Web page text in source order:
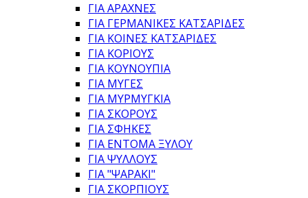
ΓΙΑ ΑΡΑΧΝΕΣ
ΓΙΑ ΓΕΡΜΑΝΙΚΕΣ ΚΑΤΣΑΡΙΔΕΣ
ΓΙΑ ΚΟΙΝΕΣ ΚΑΤΣΑΡΙΔΕΣ
ΓΙΑ ΚΟΡΙΟΥΣ
ΓΙΑ ΚΟΥΝΟΥΠΙΑ
ΓΙΑ ΜΥΓΕΣ
ΓΙΑ ΜΥΡΜΥΓΚΙΑ
ΓΙΑ ΣΚΟΡΟΥΣ
ΓΙΑ ΣΦΗΚΕΣ
ΓΙΑ ΕΝΤΟΜΑ ΞΥΛΟΥ
ΓΙΑ ΨΥΛΛΟΥΣ
ΓΙΑ "ΨΑΡΑΚΙ"
ΓΙΑ ΣΚΟΡΠΙΟΥΣ